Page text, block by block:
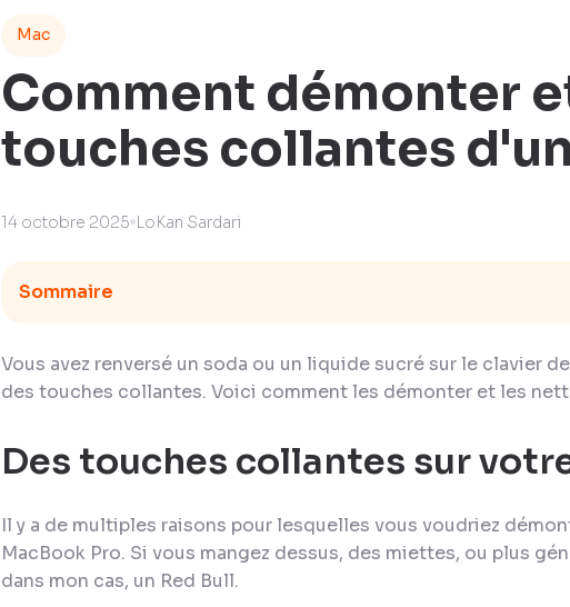
Mac
Comment démonter
touches collantes
14 octobre 2025 LoKan Sardari
Sommaire
Vous avez renversé un soda ou un liquide sucré sur le clavier
des touches collantes. Voici comment les démonter et les
Des touches collantes sur
Il y a de multiples raisons pour lesquelles vous voudriez
MacBook Pro. Si vous mangez dessus, des miettes, ou plus
dans mon cas, un Red Bull.